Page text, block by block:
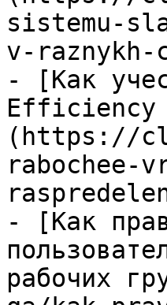
sistemu-
v-raznykh-
- [Как
Efficiency
(https://
- [Как
рабочих